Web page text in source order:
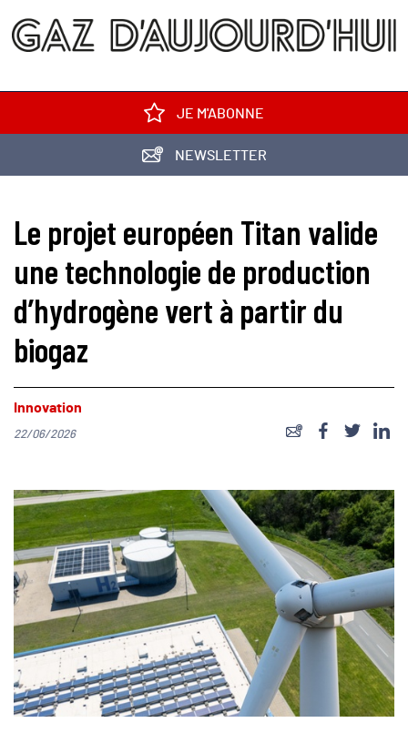
JE M'ABONNE
NEWSLETTER
Le projet européen Titan valide
une technologie de production
d’hydrogène vert à partir du
biogaz
Innovation
22/06/2026